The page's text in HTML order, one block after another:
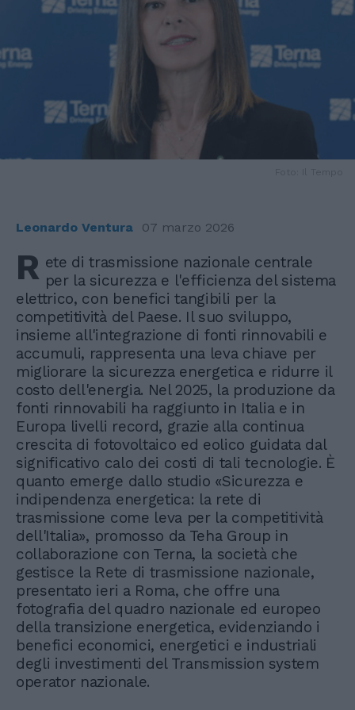
Leonardo Ventura 07 marzo 2026
R ete di trasmissione nazionale centrale
per la sicurezza e l'efficienza del sistema
elettrico, con benefici tangibili per la
competitività del Paese. Il suo sviluppo,
insieme all'integrazione di fonti rinnovabili e
accumuli, rappresenta una leva chiave per
migliorare la sicurezza energetica e ridurre il
costo dell'energia. Nel 2025, la produzione da
fonti rinnovabili ha raggiunto in Italia e in
Europa livelli record, grazie alla continua
crescita di fotovoltaico ed eolico guidata dal
significativo calo dei costi di tali tecnologie. È
quanto emerge dallo studio «Sicurezza e
indipendenza energetica: la rete di
trasmissione come leva per la competitività
dell'Italia», promosso da Teha Group in
collaborazione con Terna, la società che
gestisce la Rete di trasmissione nazionale,
presentato ieri a Roma, che offre una
fotografia del quadro nazionale ed europeo
della transizione energetica, evidenziando i
benefici economici, energetici e industriali
degli investimenti del Transmission system
operator nazionale.